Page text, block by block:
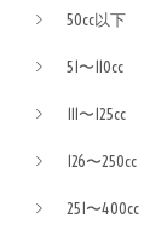
50cc以下
51〜110cc
111〜125cc
126〜250cc
251〜400cc